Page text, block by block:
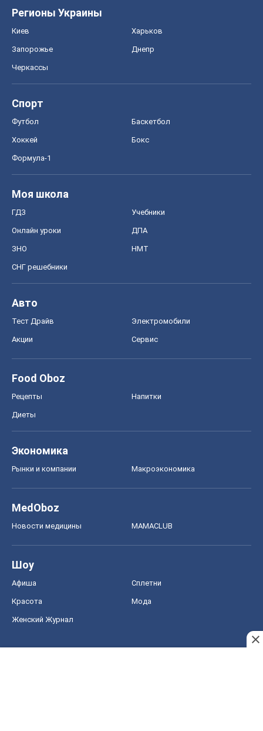
Регионы Украины
Киев Харьков
Запорожье Днепр
Черкассы
Спорт
Футбол Баскетбол
Хоккей Бокс
Формула-1
Моя школа
ГДЗ Учебники
Онлайн уроки ДПА
ЗНО НМТ
СНГ решебники
Авто
Тест Драйв Электромобили
Акции Сервис
Food Oboz
Рецепты Напитки
Диеты
Экономика
Рынки и компании Mакроэкономика
MedOboz
Новости медицины MAMACLUB
Шоу
Афиша Сплетни
Красота Мода
Женский Журнал